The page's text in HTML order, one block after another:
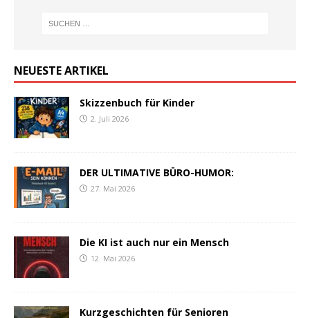
NEUESTE ARTIKEL
Skizzenbuch für Kinder
2. Juli 2026
DER ULTIMATIVE BÜRO-HUMOR:
27. Mai 2026
Die KI ist auch nur ein Mensch
12. Mai 2026
Kurzgeschichten für Senioren